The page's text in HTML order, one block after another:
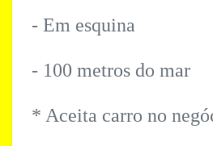
- Em esquina
- 100 metros do mar
* Aceita carro no